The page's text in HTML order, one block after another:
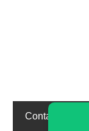
Contactez-nous